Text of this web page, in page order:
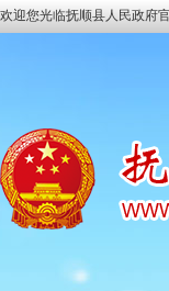
欢迎您光临抚顺县人民政府